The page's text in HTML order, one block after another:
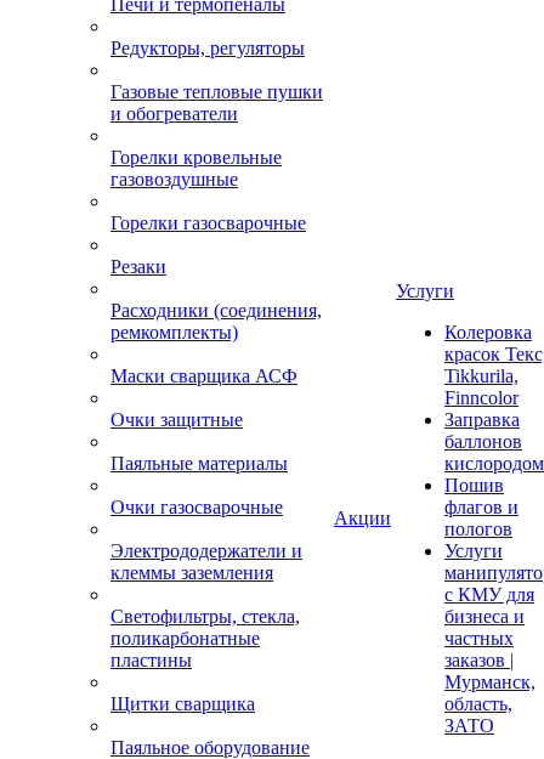
Печи и термопеналы
Редукторы, регуляторы
Газовые тепловые пушки
и обогреватели
Горелки кровельные
газовоздушные
Горелки газосварочные
Резаки
Расходники (соединения,
ремкомплекты)
Маски сварщика АСФ
Очки защитные
Паяльные материалы
Очки газосварочные
Электрододержатели и
клеммы заземления
Светофильтры, стекла,
поликарбонатные
пластины
Щитки сварщика
Паяльное оборудование
Акции
Услуги
Колеровка
красок
Tikkurila,
Finncolor
Заправка
баллонов
кислородом
Пошив
флагов и
пологов
Услуги
с КМУ для
бизнеса и
частных
заказов |
Мурманск,
область,
ЗАТО